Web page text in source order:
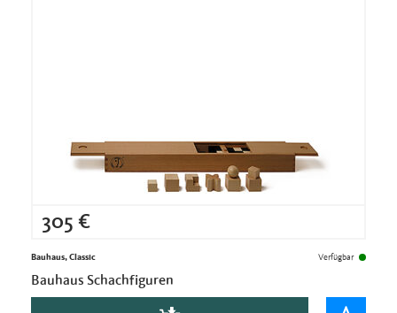
305 €
Bauhaus, Classic Verfügbar
Bauhaus Schachfiguren